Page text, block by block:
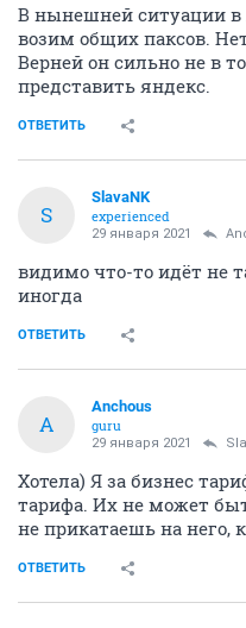
В нынешней ситуации
возим общих паксов.
Верней он сильно не в
представить яндекс.
ОТВЕТИТЬ
S
SlavaNK
experienced
29 января 2021
видимо что-то идёт не
иногда
ОТВЕТИТЬ
A
Anchous
guru
29 января 2021
Хотела) Я за бизнес
тарифа. Их не может
не прикатаешь на него,
ОТВЕТИТЬ